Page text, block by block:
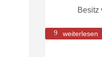
Besitz
weiterlesen